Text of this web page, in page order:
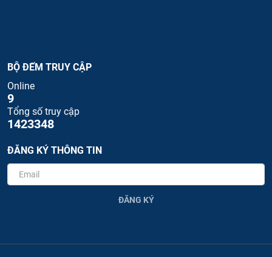
BỘ ĐẾM TRUY CẬP
Online
9
Tổng số truy cập
1423348
ĐĂNG KÝ THÔNG TIN
ĐĂNG KÝ